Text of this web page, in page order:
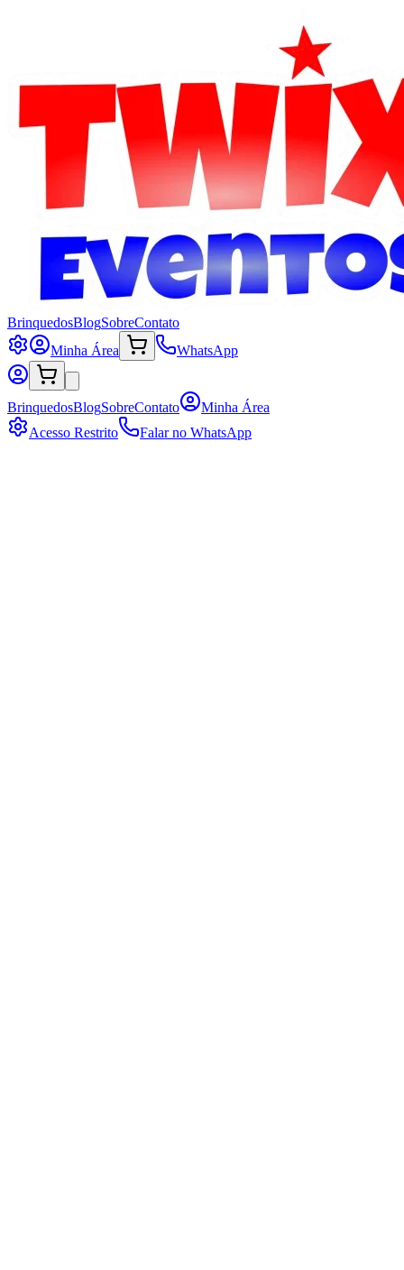
BrinquedosBlogSobreContato
Minha Área
WhatsApp
BrinquedosBlogSobreContato
Minha Área
Acesso Restrito
Falar no WhatsApp